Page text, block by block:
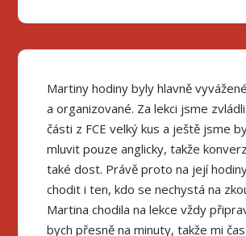
Martiny hodiny byly hlavně vyvážené
a organizované. Za lekci jsme
části z FCE velký kus a ještě jsme
mluvit pouze anglicky, takže
také dost. Právě proto na její
chodit i ten, kdo se nechystá na
Martina chodila na lekce vždy
bych přesně na minuty, takže mi